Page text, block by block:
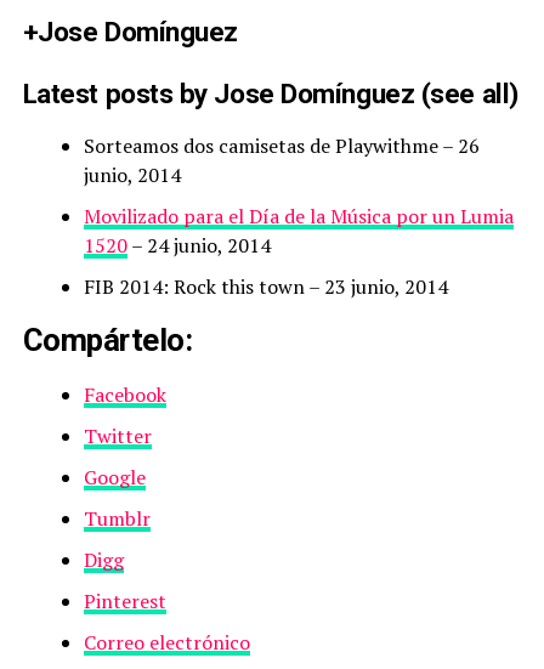
+Jose Domínguez
Latest posts by Jose Domínguez (see all)
Sorteamos dos camisetas de Playwithme– 26
junio, 2014
Movilizado para el Día de la Música por un Lumia
1520– 24 junio, 2014
FIB 2014: Rock this town– 23 junio, 2014
Compártelo:
Facebook
Twitter
Google
Tumblr
Digg
Pinterest
Correo electrónico